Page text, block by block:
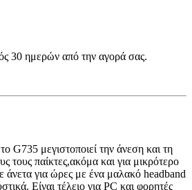
30 ημερών από την αγορά σας.
G735 μεγιστοποιεί την άνεση και τη
τους παίκτες,ακόμα και για μικρότερο
άνετα για ώρες με ένα μαλακό headband
Είναι τέλειο για PC και φορητές